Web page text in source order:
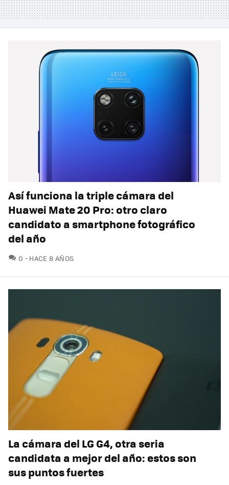
Así funciona la triple cámara del
Huawei Mate 20 Pro: otro claro
candidato a smartphone fotográfico
del año
0 COMENTARIOS
HACE 8 AÑOS
La cámara del LG G4, otra seria
candidata a mejor del año: estos son
sus puntos fuertes